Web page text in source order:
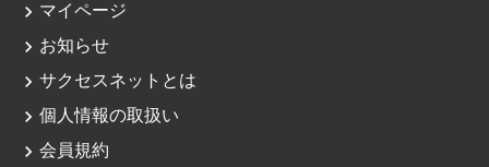
navigate_next マイページ
navigate_next お知らせ
navigate_next サクセスネットとは
navigate_next 個人情報の取扱い
navigate_next 会員規約